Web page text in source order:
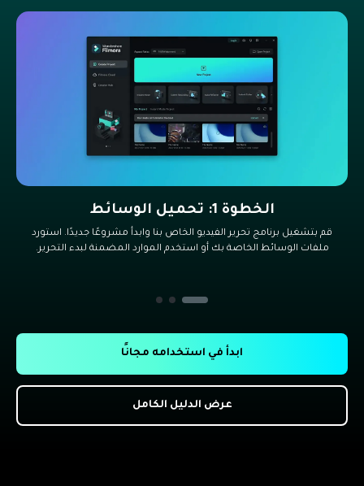
الخطوة 1: تحميل الوسائط
قم بتشغيل برنامج تحرير الفيديو الخاص بنا وابدأ مشروعًا جديدًا. استورد
ملفات الوسائط الخاصة بك أو استخدم الموارد المضمنة لبدء التحرير.
ابدأ في استخدامه مجانًا
عرض الدليل الكامل